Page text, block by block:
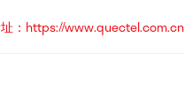
：https://www.quectel.com.cn